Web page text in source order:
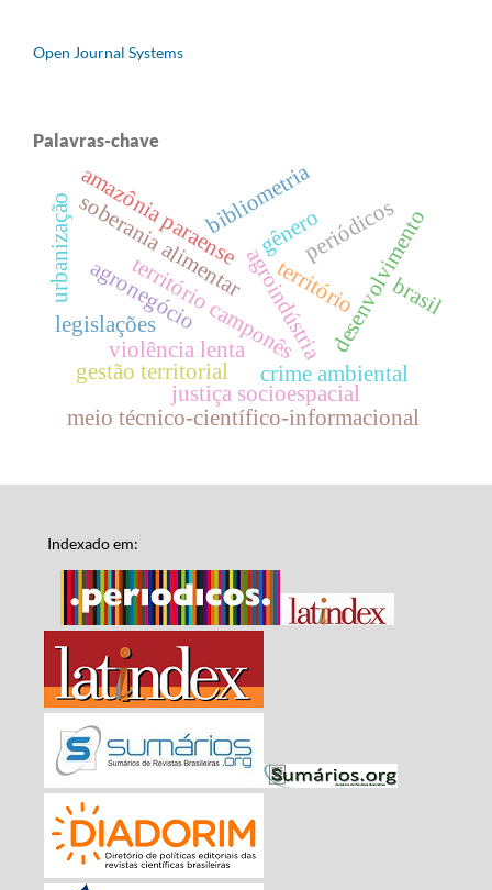
Open Journal Systems
Palavras-chave
território camponês
violência lentaagroindústria
soberania alimentar
amazônia paraense
crime ambiental
território
gênero
justiça socioespacial
desenvolvimento
bibliometriaperiódicos
meio técnico-científico-informacional
gestão territorial
agronegócio
legislações
brasil
urbanização
Indexado em: